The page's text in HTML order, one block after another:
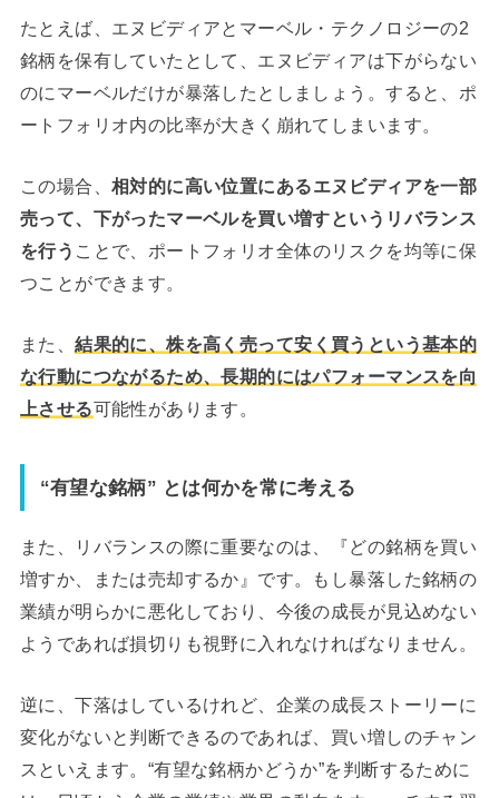
たとえば、エヌビディアとマーベル・テクノロジーの2
銘柄を保有していたとして、エヌビディアは下がらない
のにマーベルだけが暴落したとしましょう。すると、ポ
ートフォリオ内の比率が大きく崩れてしまいます。
この場合、 相対的に高い位置にあるエヌビディアを一部
売って、下がったマーベルを買い増すというリバランス
を行う ことで、ポートフォリオ全体のリスクを均等に保
つことができます。
また、結果的に、株を高く売って安く買うという基本的
な行動につながるため、長期的にはパフォーマンスを向
上させる可能性があります。
“有望な銘柄” とは何かを常に考える
また、リバランスの際に重要なのは、『どの銘柄を買い
増すか、または売却するか』です。もし暴落した銘柄の
業績が明らかに悪化しており、今後の成長が見込めない
ようであれば損切りも視野に入れなければなりません。
逆に、下落はしているけれど、企業の成長ストーリーに
変化がないと判断できるのであれば、買い増しのチャン
スといえます。“有望な銘柄かどうか”を判断するために